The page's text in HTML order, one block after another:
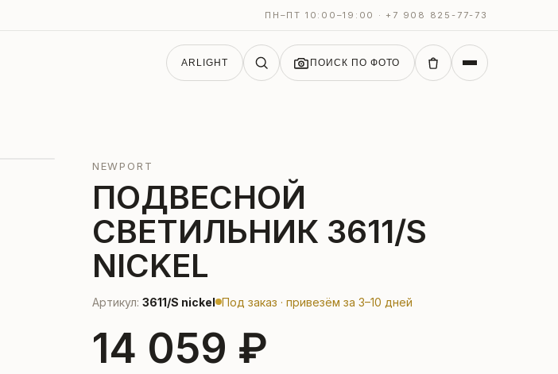
ПН–ПТ 10:00–19:00 · +7 908 825-77-73
ARLIGHT ПОИСК ПО ФОТО
NEWPORT
ПОДВЕСНОЙ
СВЕТИЛЬНИК 3611/S
NICKEL
Артикул: 3611/S nickel Под заказ · привезём за 3–10 дней
14 059 ₽